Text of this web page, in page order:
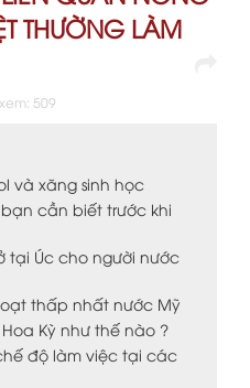
THƯỜNG LÀM
509
và xăng sinh học
cần biết trước khi
tại Úc cho người nước
thấp nhất nước Mỹ
Kỳ như thế nào ?
độ làm việc tại các